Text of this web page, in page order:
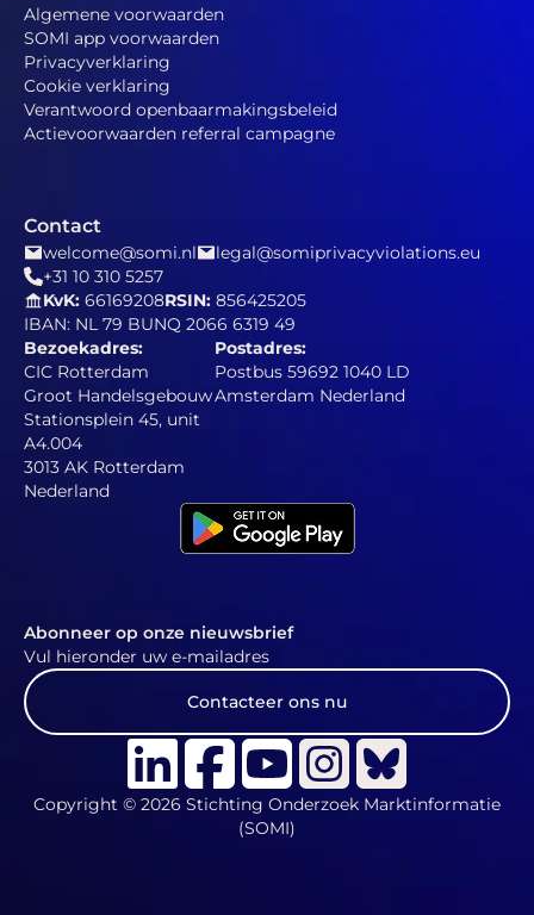
Algemene voorwaarden
SOMI app voorwaarden
Privacyverklaring
Cookie verklaring
Verantwoord openbaarmakingsbeleid
Actievoorwaarden referral campagne
Contact
welcome@somi.nl
legal@somiprivacyviolations.eu
+31 10 310 5257
KvK: 66169208RSIN: 856425205
IBAN: NL 79 BUNQ 2066 6319 49
Bezoekadres:
CIC Rotterdam
Groot Handelsgebouw
Stationsplein 45, unit
A4.004
3013 AK Rotterdam
Nederland
Postadres:
Postbus 59692 1040 LD
Amsterdam Nederland
Abonneer op onze nieuwsbrief
Vul hieronder uw e-mailadres
Contacteer ons nu
Copyright © 2026 Stichting Onderzoek Marktinformatie
(SOMI)